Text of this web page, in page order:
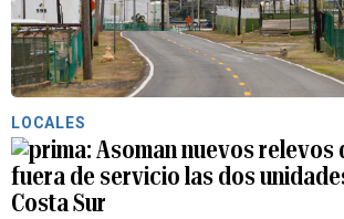
LOCALES
Asoman nuevos relevos
fuera de servicio las dos
Costa Sur